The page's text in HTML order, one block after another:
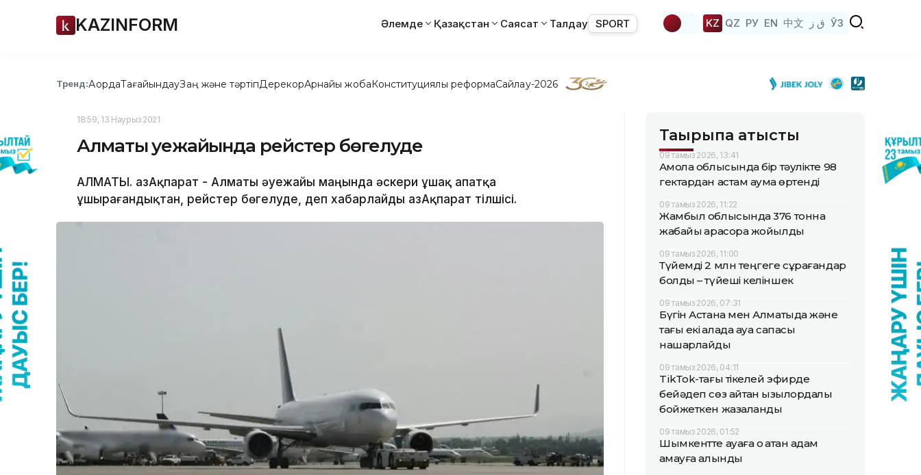
KAZINFORM Әлемде Қазақстан Саясат Талдау SPORT KZ QZ РУ EN 中文 ق ز ЎЗ
Тренд:АқордаТағайындауЗаң және тәртіпДерекқорАрнайы жобаКонституциялық реформаСайлау-2026
18:59, 13 Наурыз 2021
Алматы әуежайында рейстер бөгелуде
АЛМАТЫ. ҚазАқпарат - Алматы әуежайы маңында әскери ұшақ апатқа
ұшырағандықтан, рейстер бөгелуде, деп хабарлайды ҚазАқпарат тілшісі.
Тақырыпқа қатысты
09 тамыз 2026, 13:41
Ақмола облысында бір тәулікте 98
гектардан астам аумақ өртенді
09 тамыз 2026, 11:22
Жамбыл облысында 376 тонна
жабайы қарасора жойылды
09 тамыз 2026, 11:00
Түйемді 2 млн теңгеге сұрағандар
болды – түйеші келіншек
09 тамыз 2026, 07:31
Бүгін Астана мен Алматыда және
тағы екі қалада ауа сапасы
нашарлайды
09 тамыз 2026, 04:11
TikТok-тағы тікелей эфирде
бейәдеп сөз айтқан қызылордалық
бойжеткен жазаланды
09 тамыз 2026, 01:52
Шымкентте ауаға оқ атқан адам
қамауға алынды